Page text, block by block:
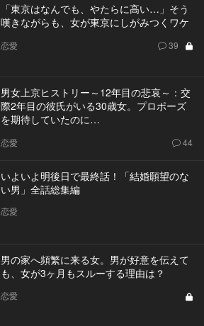
「東京はなんでも、やたらに高い…」そう
嘆きながらも、女が東京にしがみつくワケ
恋愛 39
男女上京ヒストリー～12年目の悲哀～：交
際2年目の彼氏がいる30歳女。プロポーズ
を期待していたのに…
恋愛 44
いよいよ明後日で最終話！「結婚願望のな
い男」全話総集編
恋愛
男の家へ頻繁に来る女。男が好意を伝えて
も、女が3ヶ月もスルーする理由は？
恋愛